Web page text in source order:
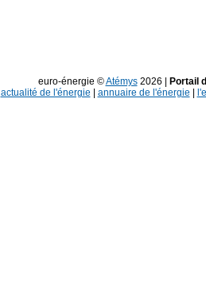
euro-énergie ©Atémys2026 |
Portail
actualité de l'énergie
annuaire de l'énergie